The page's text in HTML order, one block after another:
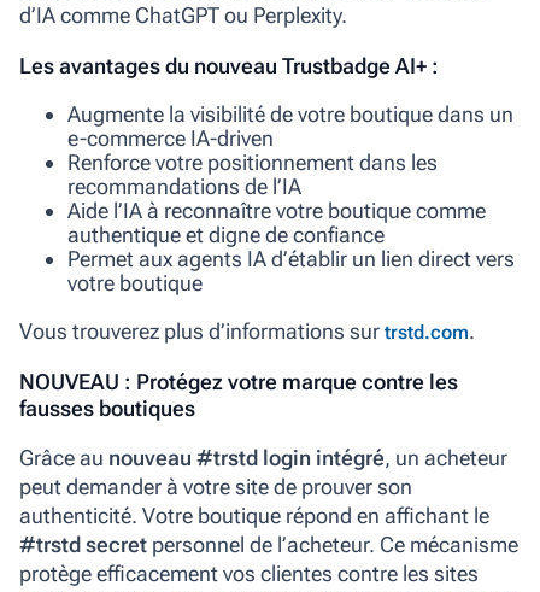
d’IA comme ChatGPT ou Perplexity.
Les avantages du nouveau Trustbadge AI+ :
Augmente la visibilité de votre boutique dans un
e-commerce IA-driven
Renforce votre positionnement dans les
recommandations de l’IA
Aide l’IA à reconnaître votre boutique comme
authentique et digne de confiance
Permet aux agents IA d’établir un lien direct vers
votre boutique
Vous trouverez plus d’informations sur trstd.com.
NOUVEAU : Protégez votre marque contre les
fausses boutiques
Grâce au nouveau #trstd login intégré, un acheteur
peut demander à votre site de prouver son
authenticité. Votre boutique répond en affichant le
#trstd secret personnel de l’acheteur. Ce mécanisme
protège efficacement vos clientes contre les sites